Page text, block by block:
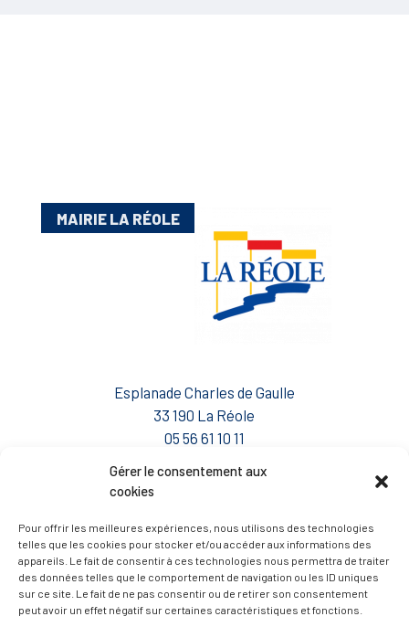
Gérer le consentement aux
cookies
Pour offrir les meilleures expériences, nous utilisons des technologies
telles que les cookies pour stocker et/ou accéder aux informations des
appareils. Le fait de consentir à ces technologies nous permettra de traiter
des données telles que le comportement de navigation ou les ID uniques
sur ce site. Le fait de ne pas consentir ou de retirer son consentement
peut avoir un effet négatif sur certaines caractéristiques et fonctions.
MAIRIE LA RÉOLE
Esplanade Charles de Gaulle
33 190 La Réole
05 56 61 10 11
Du lundi au jeudi inclus : 8h30 à 12h30 et 13h30 à
Vendredi : 9h00 à 12h00
— Contacter la Mairie